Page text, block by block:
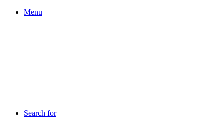
Menu
Search for